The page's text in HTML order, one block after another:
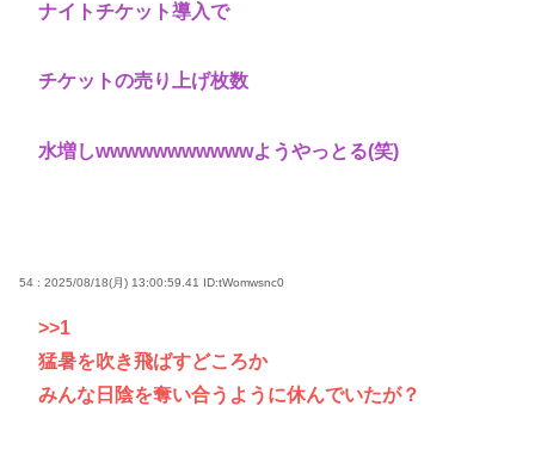
ナイトチケット導入で
チケットの売り上げ枚数
水増しwwwwwwwwwwwようやっとる(笑)
54 : 2025/08/18(月) 13:00:59.41 ID:tWomwsnc0
>>1
猛暑を吹き飛ばすどころか
みんな日陰を奪い合うように休んでいたが？